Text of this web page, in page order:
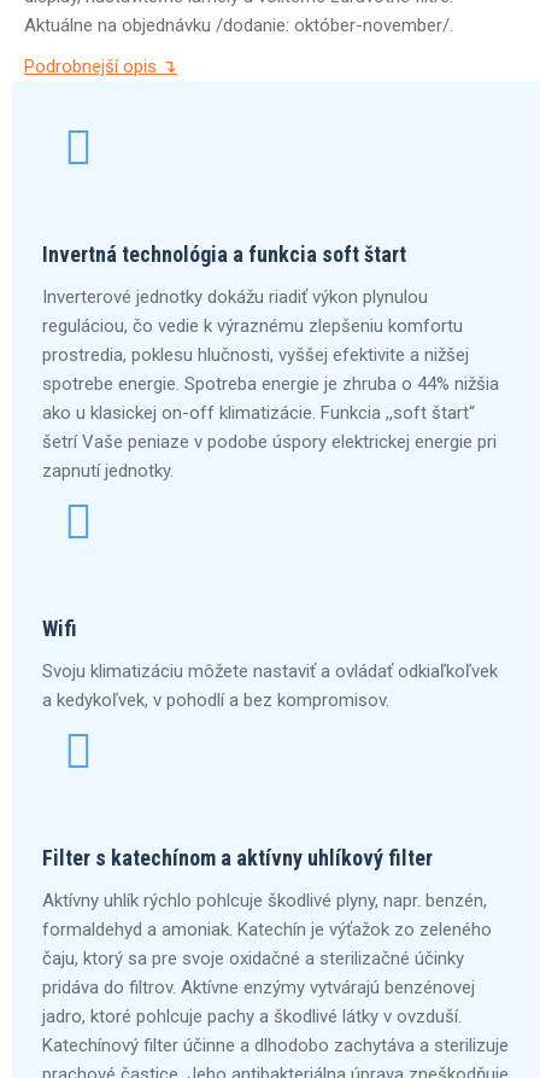
Aktuálne na objednávku /dodanie: október-november/.
Podrobnejší opis ↴
Invertná technológia a funkcia soft štart
Inverterové jednotky dokážu riadiť výkon plynulou
reguláciou, čo vedie k výraznému zlepšeniu komfortu
prostredia, poklesu hlučnosti, vyššej efektivite a nižšej
spotrebe energie. Spotreba energie je zhruba o 44% nižšia
ako u klasickej on-off klimatizácie. Funkcia ,,soft štart“
šetrí Vaše peniaze v podobe úspory elektrickej energie pri
zapnutí jednotky.
Wifi
Svoju klimatizáciu môžete nastaviť a ovládať odkiaľkoľvek
a kedykoľvek, v pohodlí a bez kompromisov.
Filter s katechínom a aktívny uhlíkový filter
Aktívny uhlík rýchlo pohlcuje škodlivé plyny, napr. benzén,
formaldehyd a amoniak. Katechín je výťažok zo zeleného
čaju, ktorý sa pre svoje oxidačné a sterilizačné účinky
pridáva do filtrov. Aktívne enzýmy vytvárajú benzénovej
jadro, ktoré pohlcuje pachy a škodlivé látky v ovzduší.
Katechínový filter účinne a dlhodobo zachytáva a sterilizuje